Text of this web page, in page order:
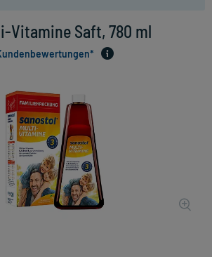
Vitamine Saft, 780 ml